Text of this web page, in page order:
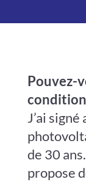
Pouvez-
J’ai
de 30 ans.
propose